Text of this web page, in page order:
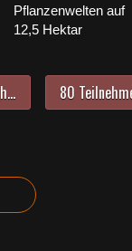
Pflanzenwelten auf
12,5 Hektar
Fastnacht in Franken - Gemeinde Veitsböchheim hoch erfreut über die weitere Zusammenarbeit zwischen Fastnacht-Verband Franken (FVF) und Bayerischem Rundfunk (BR)